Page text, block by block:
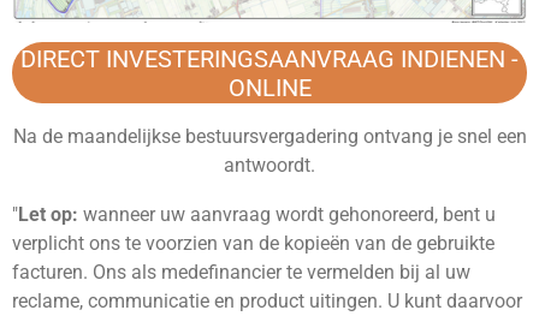
DIRECT INVESTERINGSAANVRAAG INDIENEN -
ONLINE
Na de maandelijkse bestuursvergadering ontvang je snel een
antwoordt.
"Let op: wanneer uw aanvraag wordt gehonoreerd, bent u
verplicht ons te voorzien van de kopieën van de gebruikte
facturen. Ons als medefinancier te vermelden bij al uw
reclame, communicatie en product uitingen. U kunt daarvoor